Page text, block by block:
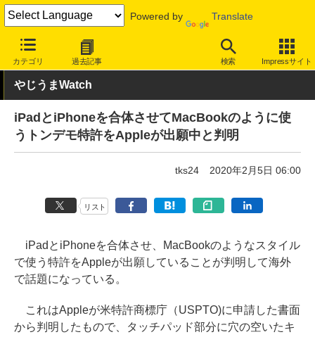
Powered by Translate
カテゴリ 過去記事 検索 Impressサイト
INTERNET Watch トピック
やじうまWatch
iPadとiPhoneを合体させてMacBookのように使
うトンデモ特許をAppleが出願中と判明
tks24 2020年2月5日 06:00
リスト
iPadとiPhoneを合体させ、MacBookのようなスタイル
で使う特許をAppleが出願していることが判明して海外
で話題になっている。
これはAppleが米特許商標庁（USPTO)に申請した書面
から判明したもので、タッチパッド部分に穴の空いたキ